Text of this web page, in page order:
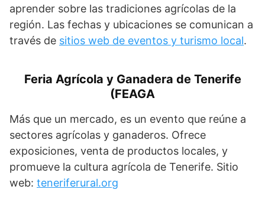
aprender sobre las tradiciones agrícolas de la
región. Las fechas y ubicaciones se comunican a
través de sitios web de eventos y turismo local.
Feria Agrícola y Ganadera de Tenerife
(FEAGA
Más que un mercado, es un evento que reúne a
sectores agrícolas y ganaderos. Ofrece
exposiciones, venta de productos locales, y
promueve la cultura agrícola de Tenerife. Sitio
web: teneriferural.org